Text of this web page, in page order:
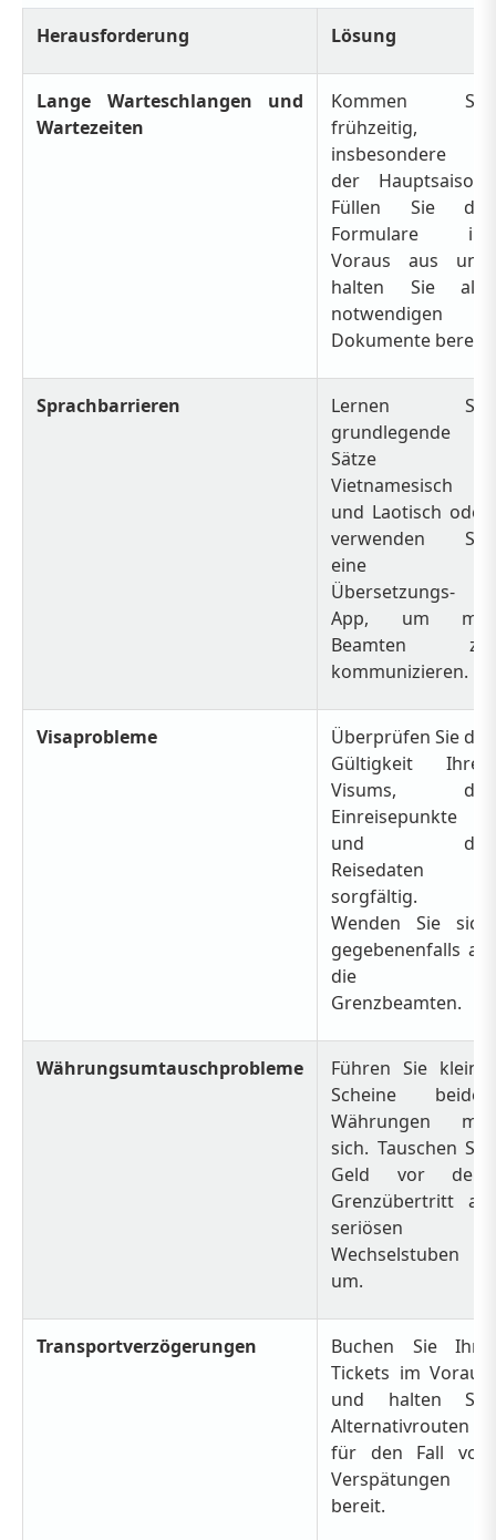
Herausforderung Lösung
Lange Warteschlangen und
Wartezeiten
Kommen Sie
frühzeitig,
insbesondere in
der Hauptsaison.
Füllen Sie die
Formulare im
Voraus aus und
halten Sie alle
notwendigen
Dokumente bereit.
Sprachbarrieren
Lernen Sie
grundlegende
Sätze in
Vietnamesisch
und Laotisch oder
verwenden Sie
eine
Übersetzungs-
App, um mit
Beamten zu
kommunizieren.
Visaprobleme
Überprüfen Sie die
Gültigkeit Ihres
Visums, die
Einreisepunkte
und die
Reisedaten
sorgfältig.
Wenden Sie sich
gegebenenfalls an
die
Grenzbeamten.
Währungsumtauschprobleme
Führen Sie kleine
Scheine beider
Währungen mit
sich. Tauschen Sie
Geld vor dem
Grenzübertritt an
seriösen
Wechselstuben
um.
Transportverzögerungen
Buchen Sie Ihre
Tickets im Voraus
und halten Sie
Alternativrouten
für den Fall von
Verspätungen
bereit.